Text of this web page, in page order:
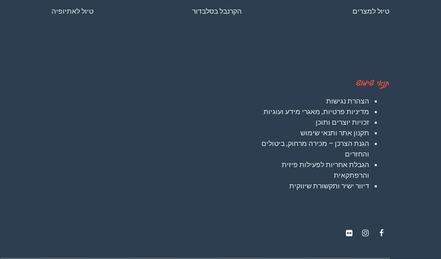
טיול למצרים
הקרנבל בסלבדור
טיול לאתיופיה
תנאי שימוש
הצהרת נגישות
מדיניות פרטיות, מאגרי מידע ועוגיות
זכויות יוצרים ותוכן
תקנון אתר ותנאי שימוש
הגנת הצרכן – מכירה מרחוק, ביטולים
והחזרים
הגבלת אחריות לפעילות פיזית
והרפתקאית
דיוור ישיר ותקשורת שיווקית